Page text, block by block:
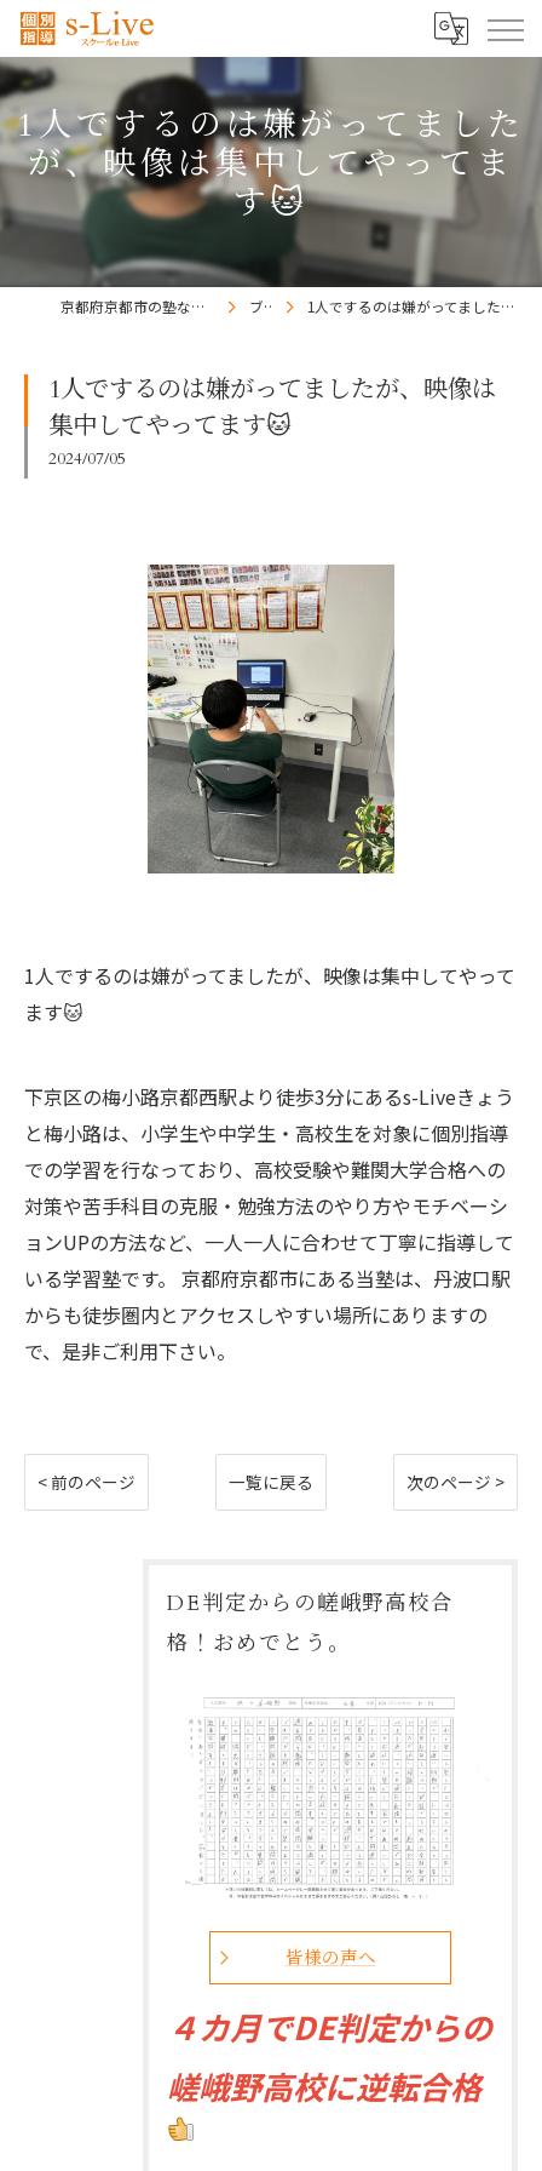
1人でするのは嫌がってました
が、映像は集中してやってま
す🐱
京都府京都市の塾ならs-Liveきょうと梅小路校 ブログ 1人でするのは嫌がってましたが、映像は集中してやってます🐱
1人でするのは嫌がってましたが、映像は
集中してやってます🐱
2024/07/05
1人でするのは嫌がってましたが、映像は集中してやって
ます🐱
下京区の梅小路京都西駅より徒歩3分にあるs-Liveきょう
と梅小路は、小学生や中学生・高校生を対象に個別指導
での学習を行なっており、高校受験や難関大学合格への
対策や苦手科目の克服・勉強方法のやり方やモチベーシ
ョンUPの方法など、一人一人に合わせて丁寧に指導して
いる学習塾です。 京都府京都市にある当塾は、丹波口駅
からも徒歩圏内とアクセスしやすい場所にありますの
で、是非ご利用下さい。
< 前のページ 一覧に戻る 次のページ >
DE判定からの嵯峨野高校合
格！おめでとう。
皆様の声へ
４カ月でDE判定からの
嵯峨野高校に逆転合格